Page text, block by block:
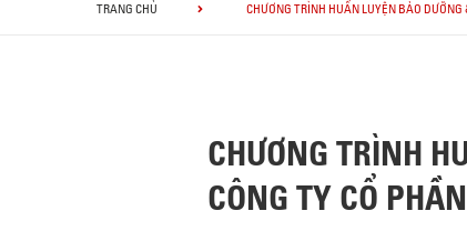
TRANG CHỦ CHƯƠNG TRÌNH HUẤN LUYỆN BẢO
CHƯƠNG TRÌNH
CÔNG TY CỔ